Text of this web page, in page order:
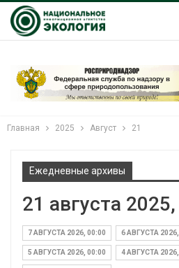
Главная 2025 Август 21
Ежедневные архивы
21 августа
7 АВГУСТА 2026, 00:00 6 АВГУСТА 2026,
5 АВГУСТА 2026, 00:00 4 АВГУСТА 2026,